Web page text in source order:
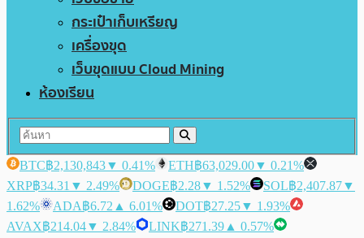
กระเป๋าเก็บเหรียญ
เครื่องขุด
เว็บขุดแบบ Cloud Mining
ห้องเรียน
BTC฿2,130,843▼ 0.41% ETH฿63,029.00▼ 0.21%
XRP฿34.31 ▼ 2.49% DOGE฿2.28▼ 1.52% SOL฿2,407.87▼
1.62%
ADA฿6.72 ▲ 6.01% DOT฿27.25▼ 1.93%
AVAX฿214.04▼ 2.84% LINK฿271.39 ▲ 0.57%